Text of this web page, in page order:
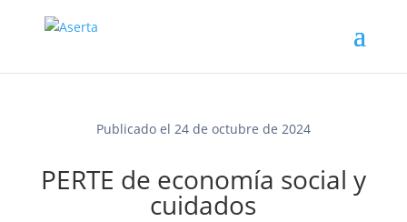
Publicado el 24 de octubre de 2024
PERTE de economía social y
cuidados